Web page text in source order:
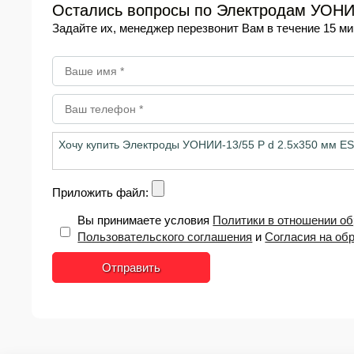
Остались вопросы по Электродам
Задайте их, менеджер перезвонит Вам в течение 15
Приложить файл:
Вы принимаете условия Политики в отношении
Пользовательского соглашения иСогласия на
Отправить